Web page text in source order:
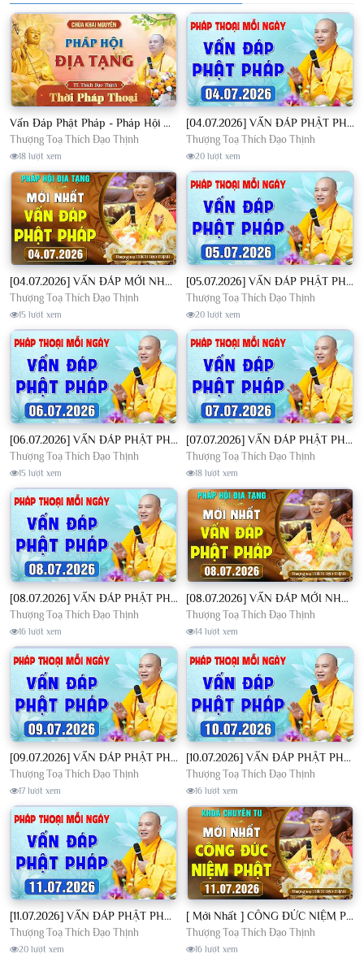
Vấn Đáp Phật Pháp - Pháp Hội Địa Tạng Ngày 01/08/2026│TT. Thích Đạo Thịnh
Thượng Toạ Thích Đạo Thịnh
18 lượt xem
[04.07.2026] VẤN ĐÁP PHẬT PHÁP - Nghe Thầy giảng Pháp mỗi ngày CÔNG ĐỨC VÔ LƯỢNG│TT. Thích Đạo Thịnh
Thượng Toạ Thích Đạo Thịnh
20 lượt xem
[04.07.2026] VẤN ĐÁP MỚI NHẤT - Pháp Hội Địa Tạng Chùa Khai Nguyên | TT. Thích Đạo Thịnh
Thượng Toạ Thích Đạo Thịnh
15 lượt xem
[05.07.2026] VẤN ĐÁP PHẬT PHÁP - Nghe Thầy giảng Pháp mỗi ngày CÔNG ĐỨC VÔ LƯỢNG│TT. Thích Đạo Thịnh
Thượng Toạ Thích Đạo Thịnh
20 lượt xem
[06.07.2026] VẤN ĐÁP PHẬT PHÁP - Nghe Thầy giảng Pháp mỗi ngày CÔNG ĐỨC VÔ LƯỢNG│TT. Thích Đạo Thịnh
Thượng Toạ Thích Đạo Thịnh
15 lượt xem
[07.07.2026] VẤN ĐÁP PHẬT PHÁP - Nghe Thầy giảng Pháp mỗi ngày CÔNG ĐỨC VÔ LƯỢNG│TT. Thích Đạo Thịnh
Thượng Toạ Thích Đạo Thịnh
18 lượt xem
[08.07.2026] VẤN ĐÁP PHẬT PHÁP - Nghe Thầy giảng Pháp mỗi ngày CÔNG ĐỨC VÔ LƯỢNG│TT. Thích Đạo Thịnh
Thượng Toạ Thích Đạo Thịnh
16 lượt xem
[08.07.2026] VẤN ĐÁP MỚI NHẤT - Pháp Hội Địa Tạng Chùa Khai Nguyên | TT. Thích Đạo Thịnh
Thượng Toạ Thích Đạo Thịnh
14 lượt xem
[09.07.2026] VẤN ĐÁP PHẬT PHÁP - Nghe Thầy giảng Pháp mỗi ngày CÔNG ĐỨC VÔ LƯỢNG│TT. Thích Đạo Thịnh
Thượng Toạ Thích Đạo Thịnh
17 lượt xem
[10.07.2026] VẤN ĐÁP PHẬT PHÁP - Nghe Thầy giảng Pháp mỗi ngày CÔNG ĐỨC VÔ LƯỢNG│TT. Thích Đạo Thịnh
Thượng Toạ Thích Đạo Thịnh
16 lượt xem
[11.07.2026] VẤN ĐÁP PHẬT PHÁP - Nghe Thầy giảng Pháp mỗi ngày CÔNG ĐỨC VÔ LƯỢNG│TT. Thích Đạo Thịnh
Thượng Toạ Thích Đạo Thịnh
20 lượt xem
[ Mới Nhất ] CÔNG ĐỨC NIỆM PHẬT - Khoá Chuyên Tu Chùa Khai Nguyên 11/07/2026 | TT. Thích Đạo Thịnh
Thượng Toạ Thích Đạo Thịnh
16 lượt xem